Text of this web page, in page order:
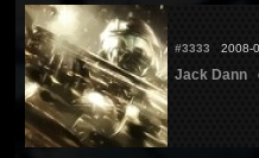
#3333 2008-
Jack Dann